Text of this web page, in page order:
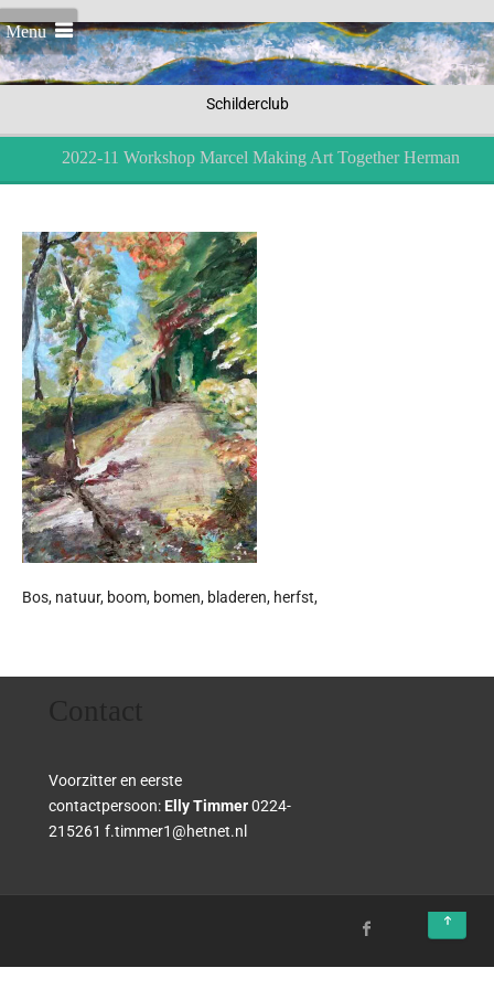
Menu
Schilderclub
2022-11 Workshop Marcel Making Art Together Herman
Bos, natuur, boom, bomen, bladeren, herfst,
Voorzitter en eerste
contactpersoon: Elly Timmer0224-
215261 f.timmer1@hetnet.nl
↑